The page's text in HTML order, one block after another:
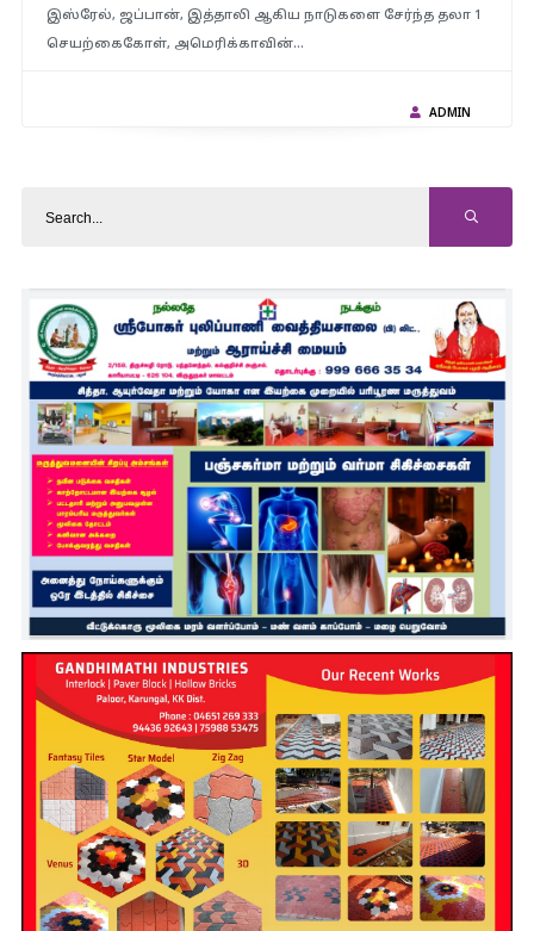
இஸ்ரேல், ஜப்பான், இத்தாலி ஆகிய நாடுகளை சேர்ந்த தலா 1
செயற்கைகோள், அமெரிக்காவின்…
ADMIN